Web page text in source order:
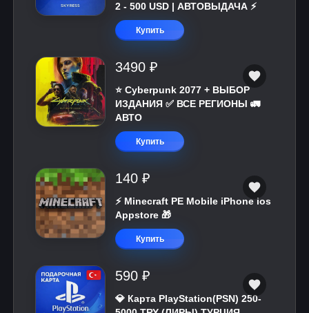
2 - 500 USD | АВТОВЫДАЧА ⚡️
Купить
3490 ₽
⭐ Cyberpunk 2077 + ВЫБОР
ИЗДАНИЯ ✅ ВСЕ РЕГИОНЫ 🚛
АВТО
Купить
140 ₽
⚡️ Minecraft PE Mobile iPhone ios
Appstore 🎁
Купить
590 ₽
💎 Карта PlayStation(PSN) 250-